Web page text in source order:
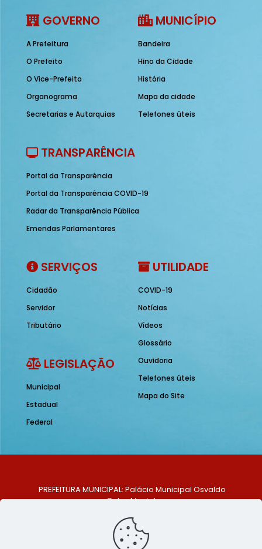
GOVERNO
A Prefeitura
O Prefeito
O Vice-Prefeito
Organograma
Secretarias e Autarquias
MUNICÍPIO
Bandeira
Hino da Cidade
História
Mapa da cidade
Telefones úteis
TRANSPARÊNCIA
Portal da Transparência
Portal da Transparência COVID-19
Radar da Transparência Pública
Emendas Parlamentares
SERVIÇOS
Cidadão
Servidor
Tributário
LEGISLAÇÃO
Municipal
Estadual
Federal
UTILIDADE
COVID-19
Notícias
Vídeos
Glossário
Ouvidoria
Telefones úteis
Mapa do Site
PREFEITURA MUNICIPAL: Palácio Municipal Osvaldo
Celso Maciel
Centro, São Bento do Una - PE. CEP: 553370-128
TELEFONE: (81) 99548-1569
E-MAIL: ouvidoria@saobentodouna.pe.gov.br